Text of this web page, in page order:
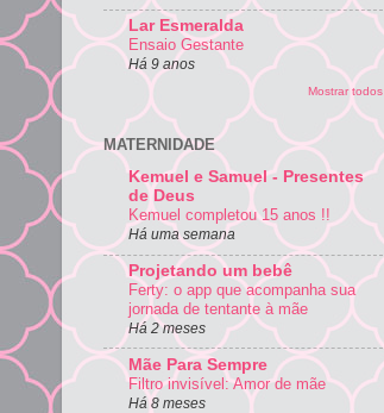
Lar Esmeralda
Ensaio Gestante
Há 9 anos
Mostrar todos
MATERNIDADE
Kemuel e Samuel - Presentes
de Deus
Kemuel completou 15 anos !!
Há uma semana
Projetando um bebê
Ferty: o app que acompanha sua
jornada de tentante à mãe
Há 2 meses
Mãe Para Sempre
Filtro invisível: Amor de mãe
Há 8 meses